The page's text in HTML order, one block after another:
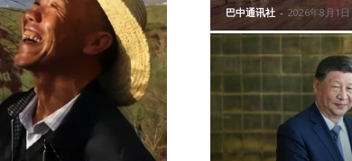
巴中通讯社 - 2026年8月1日